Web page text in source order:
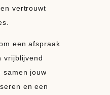
vertrouwt
een afspraak
vrijblijvend
samen jouw
en een